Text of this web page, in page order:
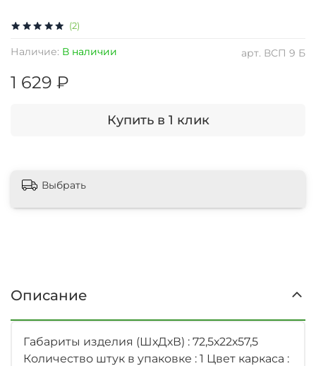
(2)
арт. ВСП 9 Б
Наличие: В наличии
1 629 ₽
Купить в 1 клик
Выбрать
Описание
Габариты изделия (ШхДхВ) : 72,5х22х57,5
Количество штук в упаковке : 1 Цвет каркаса :